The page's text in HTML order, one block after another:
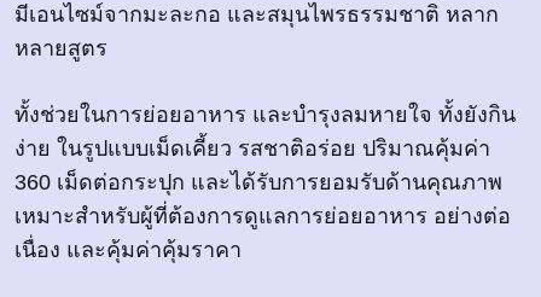
มีเอนไซม์จากมะละกอ และสมุนไพรธรรมชาติ หลาก
หลายสูตร
ทั้งช่วยในการย่อยอาหาร และบำรุงลมหายใจ ทั้งยังกิน
ง่าย ในรูปแบบเม็ดเคี้ยว รสชาติอร่อย ปริมาณคุ้มค่า
360 เม็ดต่อกระปุก และได้รับการยอมรับด้านคุณภาพ
เหมาะสำหรับผู้ที่ต้องการดูแลการย่อยอาหาร อย่างต่อ
เนื่อง และคุ้มค่าคุ้มราคา